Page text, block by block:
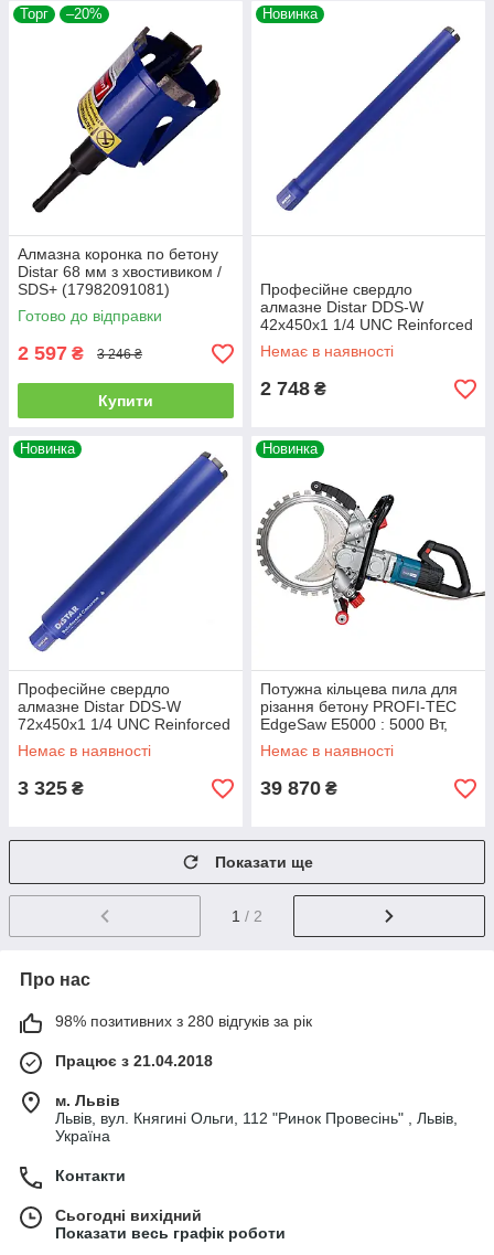
Торг –20%
Алмазна коронка по бетону
Distar 68 мм з хвостивиком /
SDS+ (17982091081)
Готово до відправки
2 597 ₴ 3 246 ₴
Купити
Новинка
Професійне свердло
алмазне Distar DDS-W
42x450x1 1/4 UNC Reinforced
concrete (17903094069)
Немає в наявності
2 748 ₴
Новинка
Професійне свердло
алмазне Distar DDS-W
72x450x1 1/4 UNC Reinforced
concrete (17903094080)
Немає в наявності
3 325 ₴
Новинка
Потужна кільцева пила для
різання бетону PROFI-TEC
EdgeSaw E5000 : 5000 Вт,
диск 406 мм (007165)
Немає в наявності
39 870 ₴
Показати ще
1 / 2
Про нас
98% позитивних з 280 відгуків за рік
Працює з 21.04.2018
м. Львів
Львів, вул. Княгині Ольги, 112 "Ринок Провесінь" , Львів,
Україна
Контакти
Сьогодні вихідний
Показати весь графік роботи